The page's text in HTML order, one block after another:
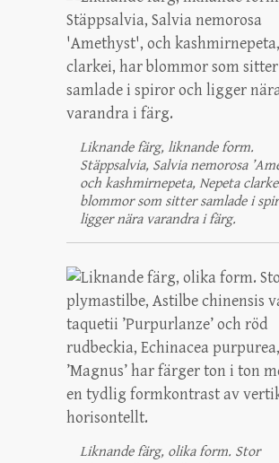
Liknande färg, liknande form.
Stäppsalvia, Salvia nemorosa
och kashmirnepeta, Nepeta
blommor som sitter samlade i
ligger nära varandra i färg.
Liknande färg, olika form. Stor